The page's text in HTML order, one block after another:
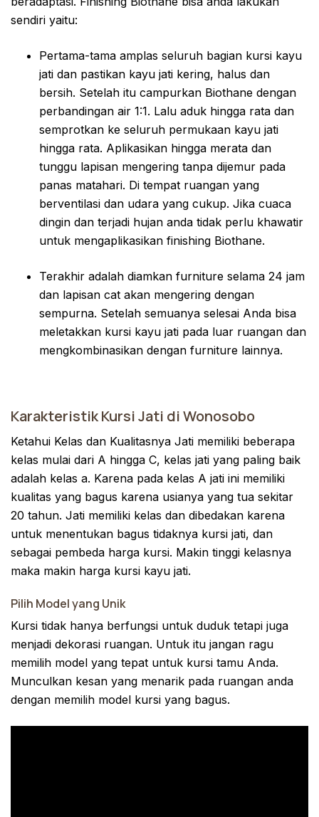
sendiri yaitu:
Pertama-tama amplas seluruh bagian kursi kayu
jati dan pastikan kayu jati kering, halus dan
bersih. Setelah itu campurkan Biothane dengan
perbandingan air 1:1. Lalu aduk hingga rata dan
semprotkan ke seluruh permukaan kayu jati
hingga rata. Aplikasikan hingga merata dan
tunggu lapisan mengering tanpa dijemur pada
panas matahari. Di tempat ruangan yang
berventilasi dan udara yang cukup. Jika cuaca
dingin dan terjadi hujan anda tidak perlu khawatir
untuk mengaplikasikan finishing Biothane.
Terakhir adalah diamkan furniture selama 24 jam
dan lapisan cat akan mengering dengan
sempurna. Setelah semuanya selesai Anda bisa
meletakkan kursi kayu jati pada luar ruangan dan
mengkombinasikan dengan furniture lainnya.
Karakteristik Kursi Jati di Wonosobo
Ketahui Kelas dan Kualitasnya Jati memiliki beberapa
kelas mulai dari A hingga C, kelas jati yang paling baik
adalah kelas a. Karena pada kelas A jati ini memiliki
kualitas yang bagus karena usianya yang tua sekitar
20 tahun. Jati memiliki kelas dan dibedakan karena
untuk menentukan bagus tidaknya kursi jati, dan
sebagai pembeda harga kursi. Makin tinggi kelasnya
maka makin harga kursi kayu jati.
Pilih Model yang Unik
Kursi tidak hanya berfungsi untuk duduk tetapi juga
menjadi dekorasi ruangan. Untuk itu jangan ragu
memilih model yang tepat untuk kursi tamu Anda.
Munculkan kesan yang menarik pada ruangan anda
dengan memilih model kursi yang bagus.